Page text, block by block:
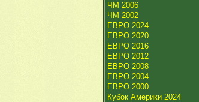
ЧМ 2006
ЧМ 2002
ЕВРО 2024
ЕВРО 2020
ЕВРО 2016
ЕВРО 2012
ЕВРО 2008
ЕВРО 2004
ЕВРО 2000
Кубок Америки 2024